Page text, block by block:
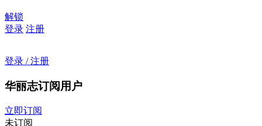
解锁
登录 注册
登录 / 注册
华丽志订阅用户
立即订阅
未订阅